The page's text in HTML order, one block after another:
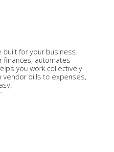
built for your business.
finances, automates
you work collectively
vendor bills to expenses,